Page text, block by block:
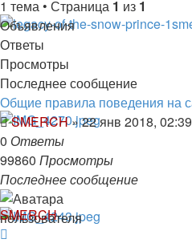
1 тема • Страница 1 из 1
Объявления
Ответы
Просмотры
Последнее сообщение
Общие правила поведения на
SMERCH»22 янв 2018, 02:39
0 Ответы
99860 Просмотры
Последнее сообщение
SMERCH